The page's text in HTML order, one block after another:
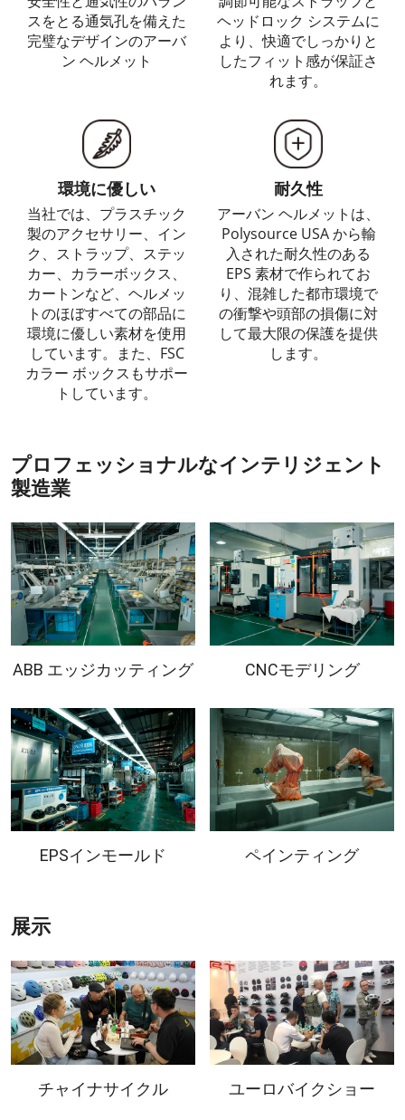
スをとる通気孔を備えた
完璧なデザインのアーバ
ン ヘルメット
ヘッドロック システムに
より、快適でしっかりと
したフィット感が保証さ
れます。
環境に優しい
当社では、プラスチック
製のアクセサリー、イン
ク、ストラップ、ステッ
カー、カラーボックス、
カートンなど、ヘルメッ
トのほぼすべての部品に
環境に優しい素材を使用
しています。また、FSC
カラー ボックスもサポー
トしています。
耐久性
アーバン ヘルメットは、
Polysource USA から輸
入された耐久性のある
EPS 素材で作られてお
り、混雑した都市環境で
の衝撃や頭部の損傷に対
して最大限の保護を提供
します。
プロフェッショナルなインテリジェント
製造業
ABB エッジカッティング CNCモデリング
EPSインモールド ペインティング
展示
チャイナサイクル ユーロバイクショー